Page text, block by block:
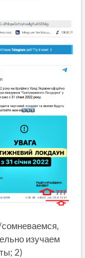
изучаем
2)